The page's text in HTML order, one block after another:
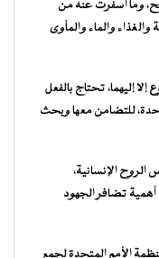
وما أسفرت عنه من
والماء والمأوى
إليهما، تحتاج بالفعل
للتضامن معها وبحث
الروح الإنسانية،
أهمية تضافر الجهود
الأمم المتحدة لجمع